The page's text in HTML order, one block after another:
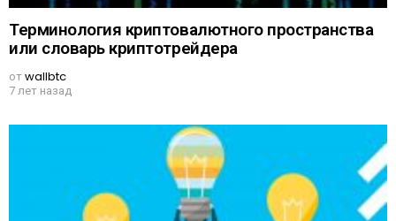
Терминология криптовалютного пространства
или словарь криптотрейдера
отwallbtc
7 лет назад